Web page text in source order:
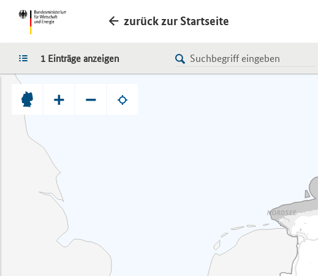
zurück zur Startseite
LISTE
1 Einträge anzeigen
+ −